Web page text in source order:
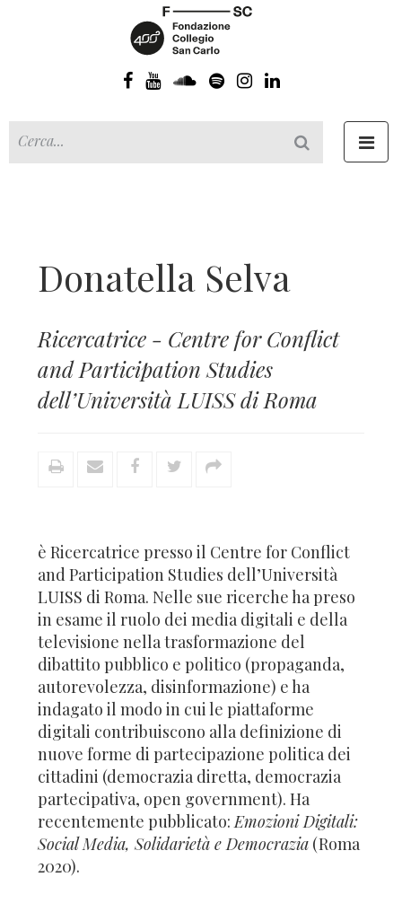
Donatella Selva
Ricercatrice - Centre for Conflict
and Participation Studies
dell’Università LUISS di Roma
è Ricercatrice presso il Centre for Conflict
and Participation Studies dell’Università
LUISS di Roma. Nelle sue ricerche ha preso
in esame il ruolo dei media digitali e della
televisione nella trasformazione del
dibattito pubblico e politico (propaganda,
autorevolezza, disinformazione) e ha
indagato il modo in cui le piattaforme
digitali contribuiscono alla definizione di
nuove forme di partecipazione politica dei
cittadini (democrazia diretta, democrazia
partecipativa, open government). Ha
recentemente pubblicato:Emozioni Digitali:
Social Media, Solidarietà e Democrazia (Roma
2020).